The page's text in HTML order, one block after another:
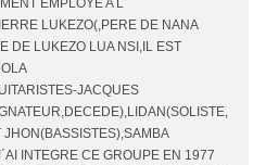
EMPLOYE A L
LUKEZO(,PERE DE NANA
DE LUKEZO LUA NSI,IL EST
JACQUES
INTEGRE CE GROUPE EN 1977